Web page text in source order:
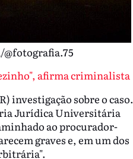
@fotografia.75
afirma criminalista
investigação sobre o caso.
Jurídica Universitária
ao procurador-
graves e, em um dos